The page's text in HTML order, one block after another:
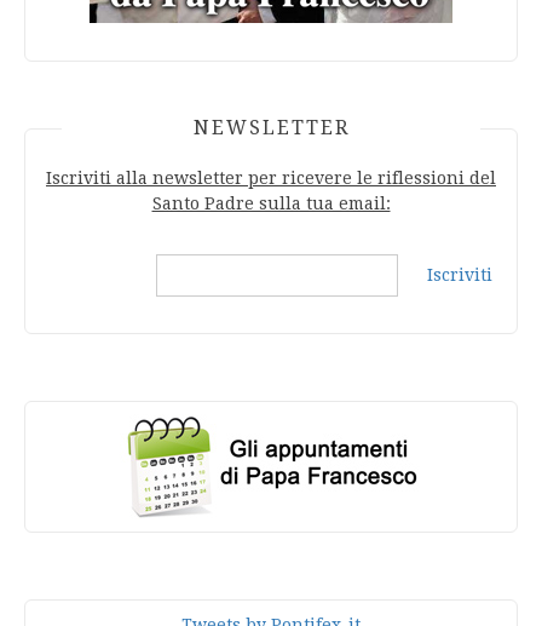
NEWSLETTER
Iscriviti alla newsletter per ricevere le riflessioni del
Santo Padre sulla tua email:
Iscriviti